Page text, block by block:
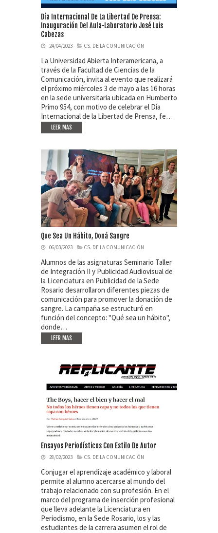
Día Internacional De La Libertad De Prensa:
Inauguración Del Aula-Laboratorio José Luis
Cabezas
24/04/2023 CS. DE LA COMUNICACIÓN
La Universidad Abierta Interamericana, a
través de la Facultad de Ciencias de la
Comunicación, invita al evento que realizará
el próximo miércoles 3 de mayo a las 16 horas
en la sede universitaria ubicada en Humberto
Primo 954, con motivo de celebrar el Día
Internacional de la Libertad de Prensa, fe…
LEER MAS
Que Sea Un Hábito, Doná Sangre
06/03/2023 CS. DE LA COMUNICACIÓN
Alumnos de las asignaturas Seminario Taller
de Integración II y Publicidad Audiovisual de
la Licenciatura en Publicidad de la Sede
Rosario desarrollaron diferentes piezas de
comunicación para promover la donación de
sangre. La campaña se estructuró en
función del concepto: "Qué sea un hábito",
donde…
LEER MAS
Ensayos Periodísticos Con Estilo De Autor
28/02/2023 CS. DE LA COMUNICACIÓN
Conjugar el aprendizaje académico y laboral
permite al alumno acercarse al mundo del
trabajo relacionado con su profesión. En el
marco del programa de inserción profesional
que lleva adelante la Licenciatura en
Periodismo, en la Sede Rosario, los y las
estudiantes de la carrera asumen el rol de